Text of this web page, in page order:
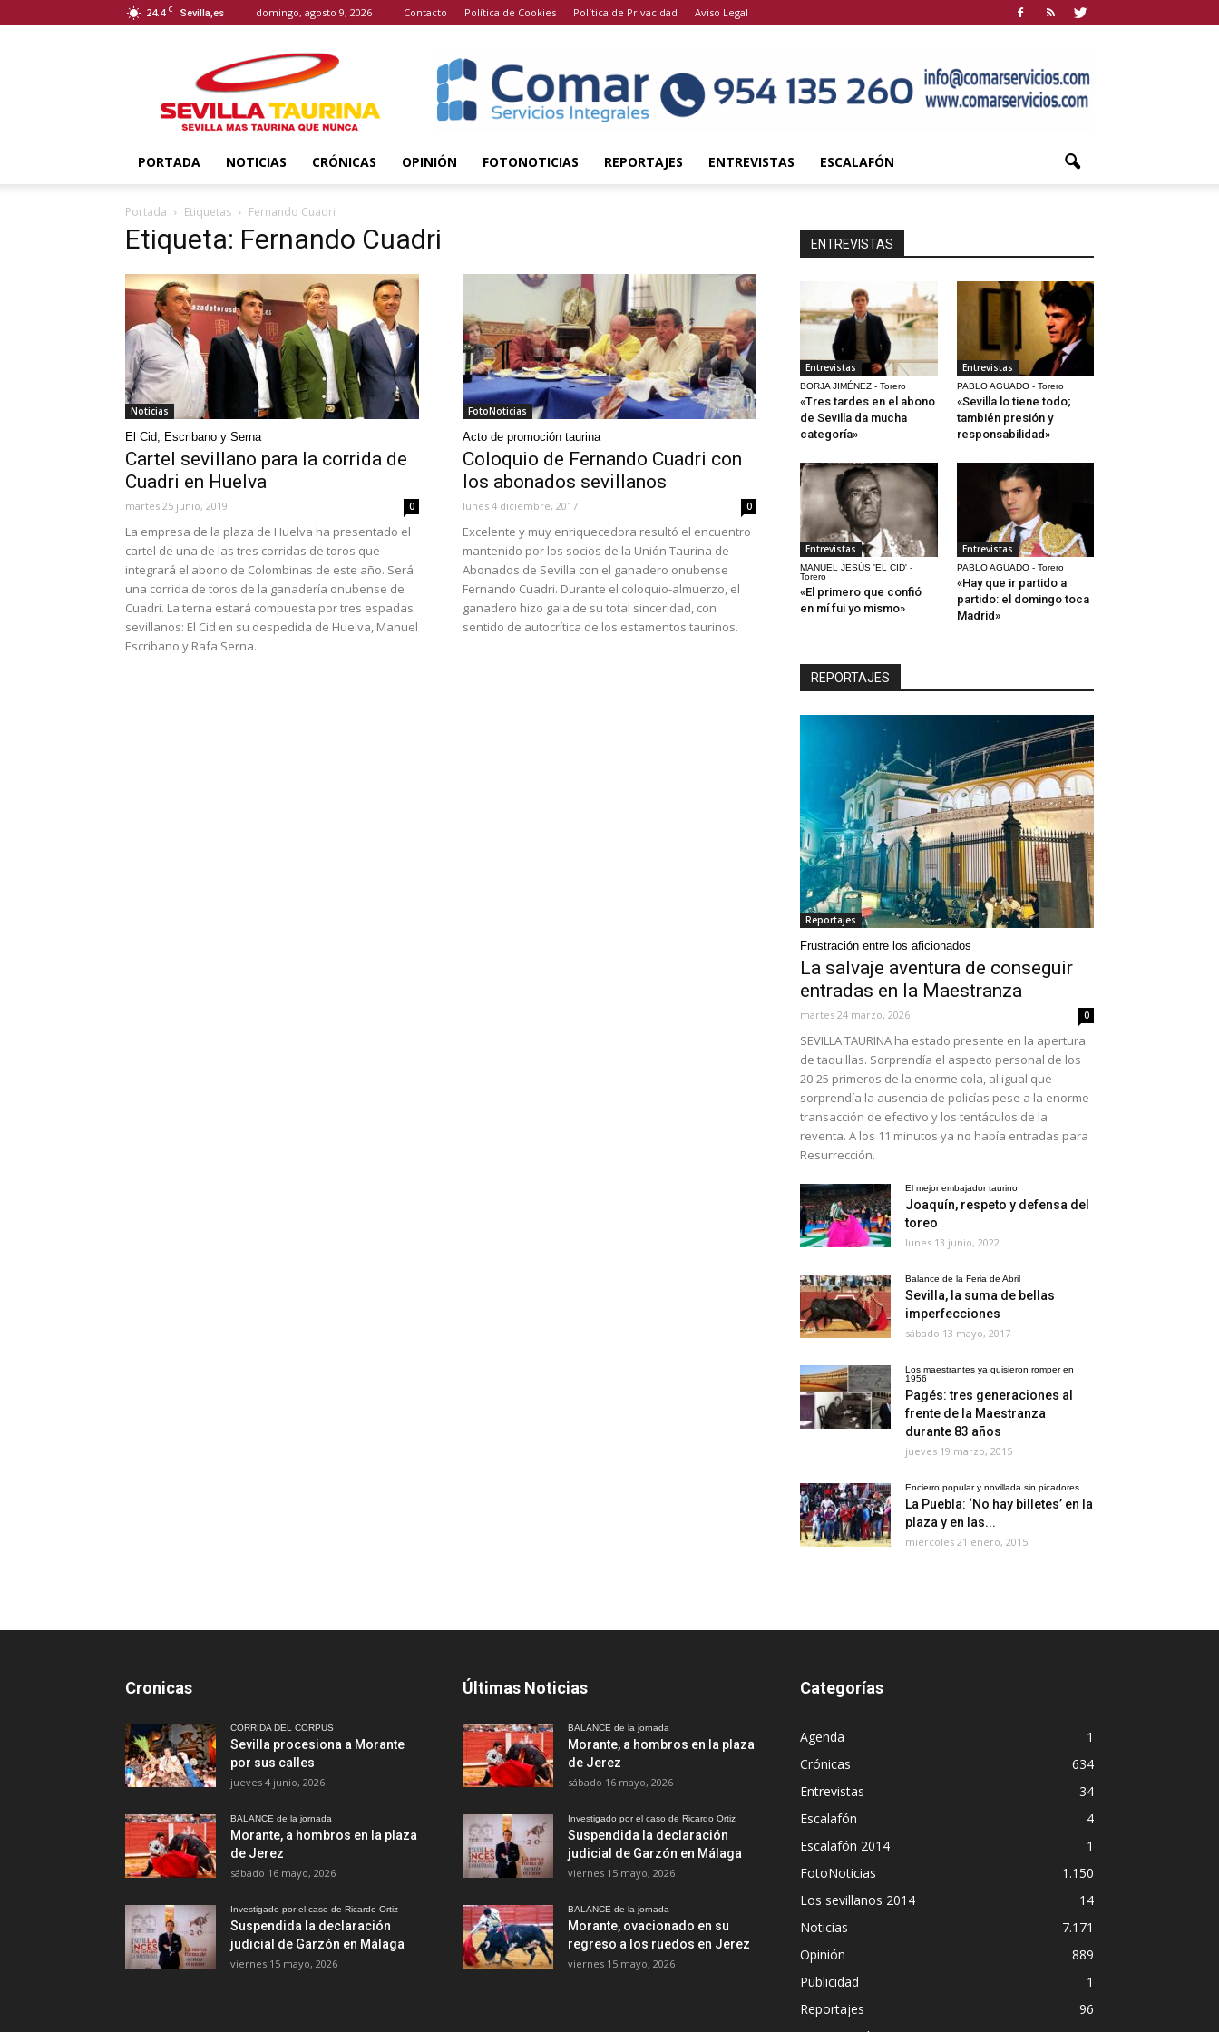
24.4 C Sevilla,es domingo, agosto 9, 2026 Contacto Política de Cookies Política de Privacidad Aviso Legal
Taurina
PORTADA NOTICIAS CRÓNICAS OPINIÓN FOTONOTICIAS REPORTAJES ENTREVISTAS ESCALAFÓN
Portada Etiquetas Fernando Cuadri
Etiqueta: Fernando Cuadri
Noticias
El Cid, Escribano y Serna
Cartel sevillano para la corrida de
Cuadri en Huelva
martes 25 junio, 2019 0
La empresa de la plaza de Huelva ha presentado el
cartel de una de las tres corridas de toros que
integrará el abono de Colombinas de este año. Será
una corrida de toros de la ganadería onubense de
Cuadri. La terna estará compuesta por tres espadas
sevillanos: El Cid en su despedida de Huelva, Manuel
Escribano y Rafa Serna.
FotoNoticias
Acto de promoción taurina
Coloquio de Fernando Cuadri con
los abonados sevillanos
lunes 4 diciembre, 2017 0
Excelente y muy enriquecedora resultó el encuentro
mantenido por los socios de la Unión Taurina de
Abonados de Sevilla con el ganadero onubense
Fernando Cuadri. Durante el coloquio-almuerzo, el
ganadero hizo gala de su total sinceridad, con
sentido de autocrítica de los estamentos taurinos.
ENTREVISTAS
Entrevistas
BORJA JIMÉNEZ - Torero
«Tres tardes en el abono
de Sevilla da mucha
categoría»
Entrevistas
PABLO AGUADO - Torero
«Sevilla lo tiene todo;
también presión y
responsabilidad»
Entrevistas
MANUEL JESÚS 'EL CID' -
Torero
«El primero que confió
en mí fui yo mismo»
Entrevistas
PABLO AGUADO - Torero
«Hay que ir partido a
partido: el domingo toca
Madrid»
REPORTAJES
Reportajes
Frustración entre los aficionados
La salvaje aventura de conseguir
entradas en la Maestranza
martes 24 marzo, 2026 0
SEVILLA TAURINA ha estado presente en la apertura
de taquillas. Sorprendía el aspecto personal de los
20-25 primeros de la enorme cola, al igual que
sorprendía la ausencia de policías pese a la enorme
transacción de efectivo y los tentáculos de la
reventa. A los 11 minutos ya no había entradas para
Resurrección.
El mejor embajador taurino
Joaquín, respeto y defensa del
toreo
lunes 13 junio, 2022
Balance de la Feria de Abril
Sevilla, la suma de bellas
imperfecciones
sábado 13 mayo, 2017
Los maestrantes ya quisieron romper en
1956
Pagés: tres generaciones al
frente de la Maestranza
durante 83 años
jueves 19 marzo, 2015
Encierro popular y novillada sin picadores
La Puebla: ‘No hay billetes’ en la
plaza y en las...
miércoles 21 enero, 2015
Cronicas
CORRIDA DEL CORPUS
Sevilla procesiona a Morante
por sus calles
jueves 4 junio, 2026
BALANCE de la jornada
Morante, a hombros en la plaza
de Jerez
sábado 16 mayo, 2026
Investigado por el caso de Ricardo Ortiz
Suspendida la declaración
judicial de Garzón en Málaga
viernes 15 mayo, 2026
Últimas Noticias
BALANCE de la jornada
Morante, a hombros en la plaza
de Jerez
sábado 16 mayo, 2026
Investigado por el caso de Ricardo Ortiz
Suspendida la declaración
judicial de Garzón en Málaga
viernes 15 mayo, 2026
BALANCE de la jornada
Morante, ovacionado en su
regreso a los ruedos en Jerez
viernes 15 mayo, 2026
Categorías
Agenda
1
Crónicas
634
Entrevistas
34
Escalafón
4
Escalafón 2014
1
FotoNoticias
1.150
Los sevillanos 2014
14
Noticias
7.171
Opinión
889
Publicidad
1
Reportajes
96